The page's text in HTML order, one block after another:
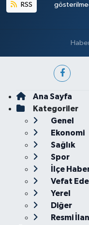
RSS
Haber
Ana Sayfa
Kategoriler
Genel
Ekonomi
Sağlık
Spor
İlçe
Vefat
Yerel
Diğer
Resmi